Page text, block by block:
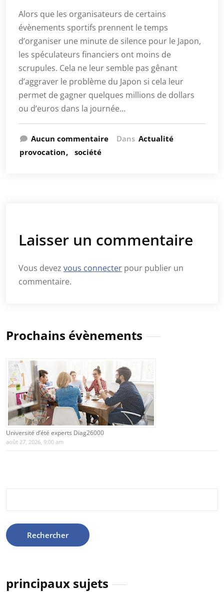
Alors que les organisateurs de certains
évènements sportifs prennent le temps
d’organiser une minute de silence pour le Japon,
les spéculateurs financiers ont moins de
scrupules. Cela ne leur semble pas gênant
d’aggraver le problème du Japon si cela leur
permet de gagner quelques millions de dollars
ou d’euros dans la journée…
Aucun commentaire Dans Actualité
provocation
société
Laisser un commentaire
Vous devez vous connecter pour publier un
commentaire.
Prochains évènements
Université d’été experts Diag26000
août 27, 2026, 9:00 am
principaux sujets